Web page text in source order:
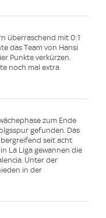
überraschend mit 0:1
das Team von Hansi
Punkte verkürzen.
noch mal extra
zum Ende
gefunden. Das
seit acht
La Liga gewannen die
Unter der
in der